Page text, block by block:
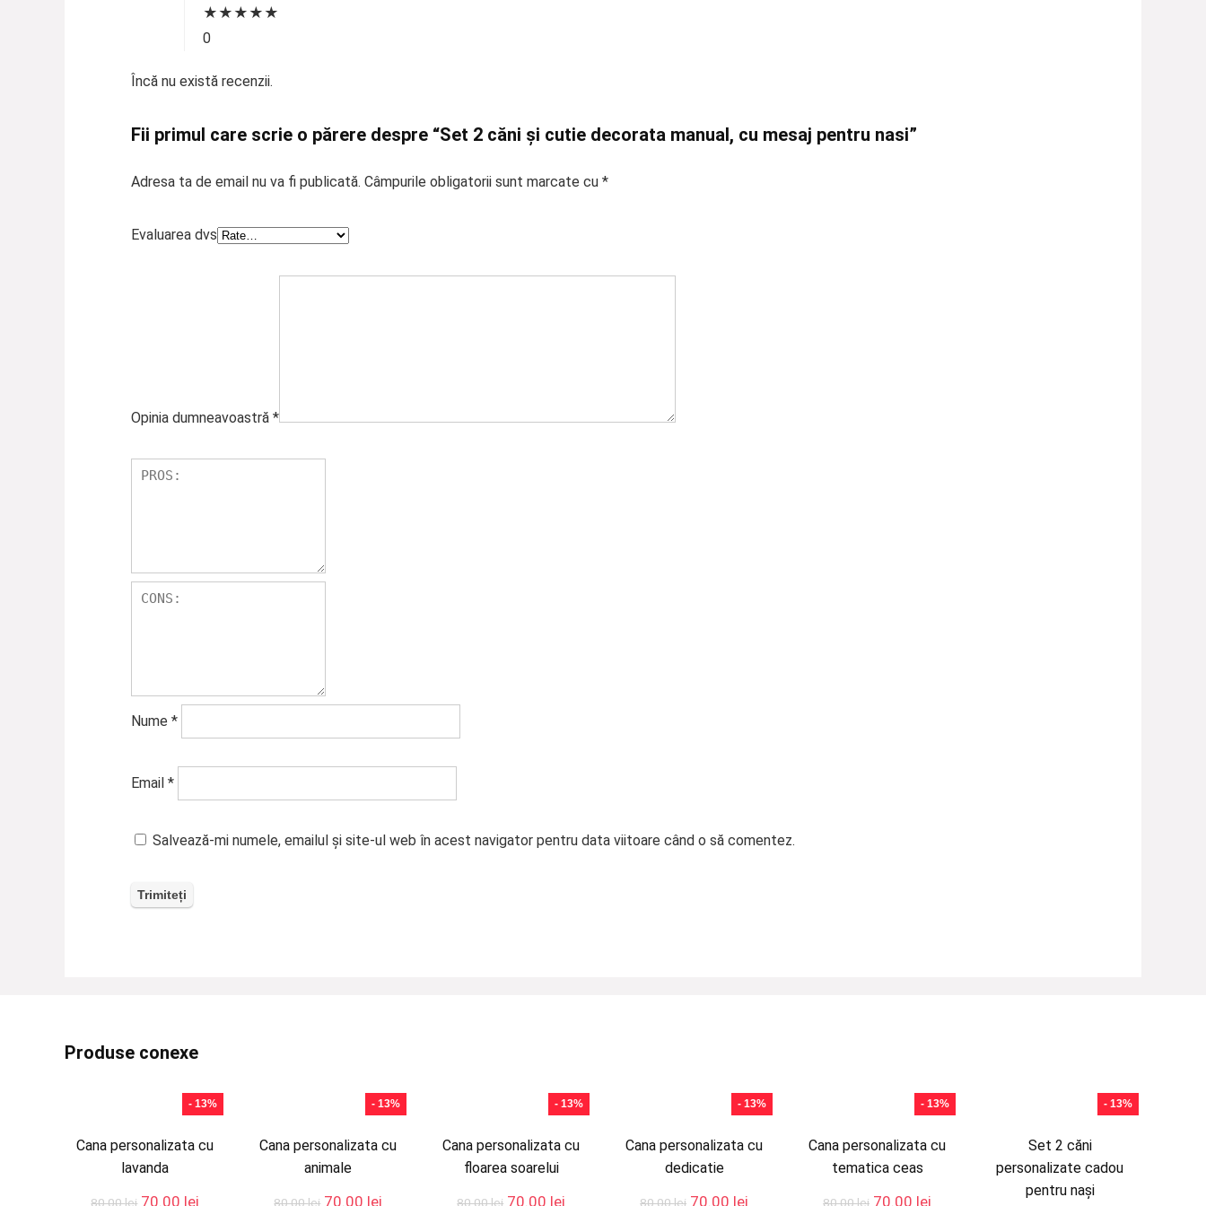
★ ★ ★ ★ ★
0
Încă nu există recenzii.
Fii primul care scrie o părere despre “Set 2 căni și cutie decorata manual, cu mesaj pentru nasi”
Adresa ta de email nu va fi publicată. Câmpurile obligatorii sunt marcate cu *
Evaluarea dvs
Opinia dumneavoastră *
Nume *
Email *
Salvează-mi numele, emailul și site-ul web în acest navigator pentru data viitoare când o să comentez.
Produse conexe
- 13%
Cana personalizata cu
lavanda
80.00lei Prețul
70.00 lei
- 13%
Cana personalizata cu
animale
80.00lei Prețul
70.00 lei
- 13%
Cana personalizata cu
floarea soarelui
80.00lei Prețul
70.00 lei
- 13%
Cana personalizata cu
dedicatie
80.00lei Prețul
70.00 lei
- 13%
Cana personalizata cu
tematica ceas
80.00lei Prețul
70.00 lei
- 13%
Set 2 căni
personalizate cadou
pentru nași